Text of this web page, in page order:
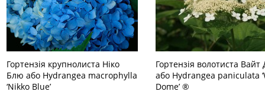
Гортензія крупнолиста Ніко
Блю або Hydrangea macrophylla
‘Nikko Blue’
Гортензія волотиста
або Hydrangea paniculata
Dome’ ®